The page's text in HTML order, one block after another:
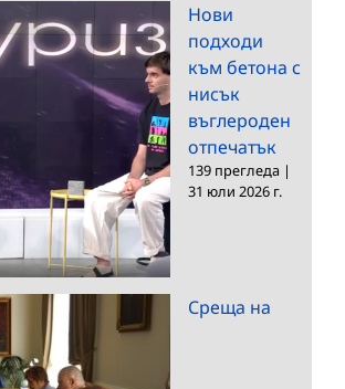
Нови
подходи
към бетона с
нисък
въглероден
отпечатък
139 прегледа |
31 юли 2026 г.
Среща на